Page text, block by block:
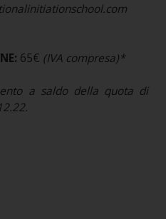
65€ (IVA compresa)*
a saldo della quota di